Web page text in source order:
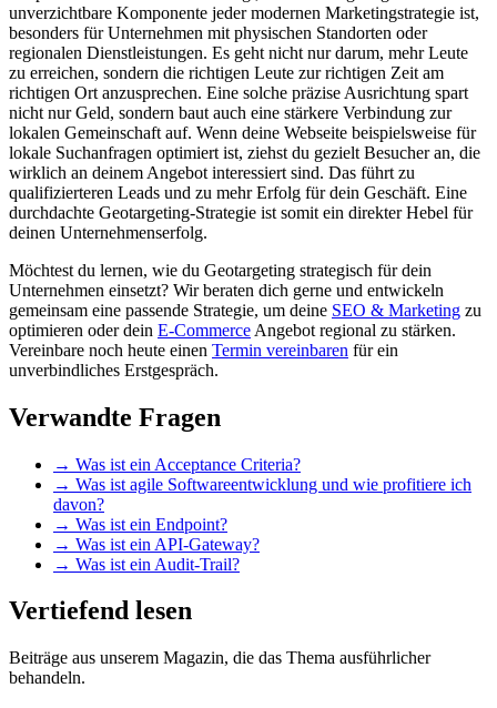
unverzichtbare Komponente jeder modernen Marketingstrategie ist,
besonders für Unternehmen mit physischen Standorten oder
regionalen Dienstleistungen. Es geht nicht nur darum, mehr Leute
zu erreichen, sondern die richtigen Leute zur richtigen Zeit am
richtigen Ort anzusprechen. Eine solche präzise Ausrichtung spart
nicht nur Geld, sondern baut auch eine stärkere Verbindung zur
lokalen Gemeinschaft auf. Wenn deine Webseite beispielsweise für
lokale Suchanfragen optimiert ist, ziehst du gezielt Besucher an, die
wirklich an deinem Angebot interessiert sind. Das führt zu
qualifizierteren Leads und zu mehr Erfolg für dein Geschäft. Eine
durchdachte Geotargeting-Strategie ist somit ein direkter Hebel für
deinen Unternehmenserfolg.
Möchtest du lernen, wie du Geotargeting strategisch für dein
Unternehmen einsetzt? Wir beraten dich gerne und entwickeln
gemeinsam eine passende Strategie, um deine SEO & Marketing zu
optimieren oder dein E-Commerce Angebot regional zu stärken.
Vereinbare noch heute einen Termin vereinbaren für ein
unverbindliches Erstgespräch.
Verwandte Fragen
→ Was ist ein Acceptance Criteria?
→ Was ist agile Softwareentwicklung und wie profitiere ich
davon?
→ Was ist ein Endpoint?
→ Was ist ein API-Gateway?
→ Was ist ein Audit-Trail?
Vertiefend lesen
Beiträge aus unserem Magazin, die das Thema ausführlicher
behandeln.